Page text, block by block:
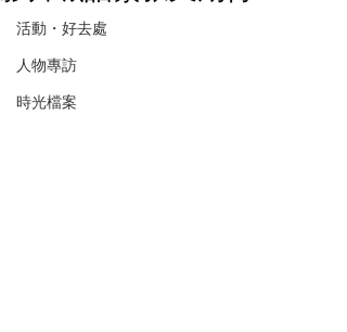
活動・好去處
人物專訪
時光檔案